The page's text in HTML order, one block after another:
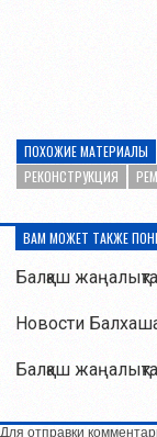
ПОХОЖИЕ МАТЕРИАЛЫ
РЕКОНСТРУКЦИЯ
ВАМ МОЖЕТ ТАКЖЕ
Балқаш
Новости
Балқаш
Для отправки